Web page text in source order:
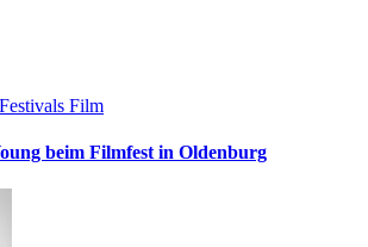
Festivals Film
beim Filmfest in Oldenburg